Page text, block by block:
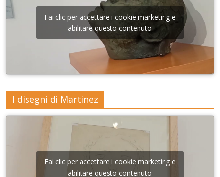
Fai clic per accettare i cookie marketing e
abilitare questo contenuto
I disegni di Martinez
Fai clic per accettare i cookie marketing e
abilitare questo contenuto